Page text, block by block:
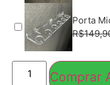
Porta
R$
Comprar